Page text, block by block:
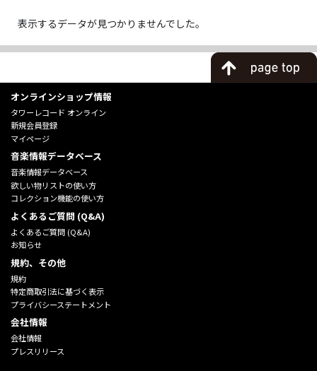
表示するデータが見つかりませんでした。
オンラインショップ情報
タワーレコード オンライン
新規会員登録
マイページ
音楽情報データベース
音楽情報データベース
欲しい物リストの使い方
コレクション機能の使い方
よくあるご質問 (Q&A)
よくあるご質問 (Q&A)
お知らせ
規約、その他
規約
特定商取引法に基づく表示
プライバシーステートメント
会社情報
会社情報
プレスリリース